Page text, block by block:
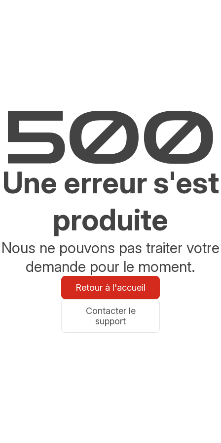
Une erreur s'est
produite
Nous ne pouvons pas traiter votre
demande pour le moment.
Retour à l'accueil
Contacter le
support